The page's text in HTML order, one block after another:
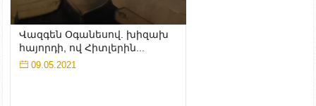
Վազգեն Օգանեսով. խիզախ
հայորդի, ով Հիտլերին...
09.05.2021